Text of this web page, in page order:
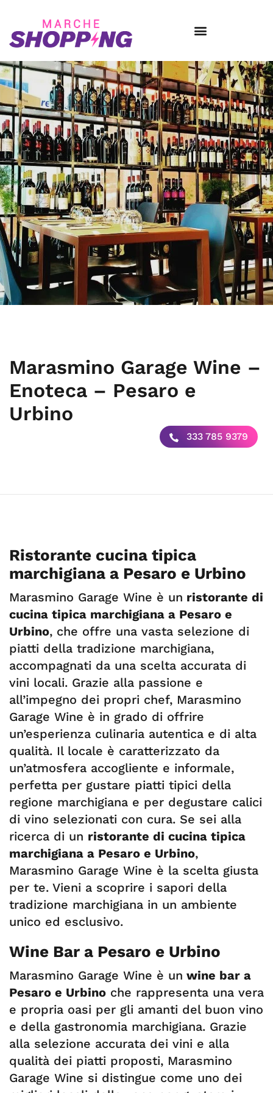
Marasmino Garage Wine –
Enoteca – Pesaro e
Urbino
333 785 9379
Ristorante cucina tipica
marchigiana a Pesaro e Urbino
Marasmino Garage Wine è un ristorante di
cucina tipica marchigiana a Pesaro e
Urbino, che offre una vasta selezione di
piatti della tradizione marchigiana,
accompagnati da una scelta accurata di
vini locali. Grazie alla passione e
all’impegno dei propri chef, Marasmino
Garage Wine è in grado di offrire
un’esperienza culinaria autentica e di alta
qualità. Il locale è caratterizzato da
un’atmosfera accogliente e informale,
perfetta per gustare piatti tipici della
regione marchigiana e per degustare calici
di vino selezionati con cura. Se sei alla
ricerca di un ristorante di cucina tipica
marchigiana a Pesaro e Urbino,
Marasmino Garage Wine è la scelta giusta
per te. Vieni a scoprire i sapori della
tradizione marchigiana in un ambiente
unico ed esclusivo.
Wine Bar a Pesaro e Urbino
Marasmino Garage Wine è un wine bar a
Pesaro e Urbino che rappresenta una vera
e propria oasi per gli amanti del buon vino
e della gastronomia marchigiana. Grazie
alla selezione accurata dei vini e alla
qualità dei piatti proposti, Marasmino
Garage Wine si distingue come uno dei